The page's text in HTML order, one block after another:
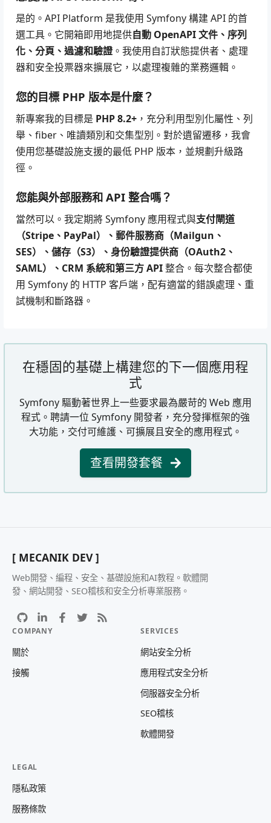
是的。API Platform 是我使用 Symfony 構建 API 的首
選工具。它開箱即用地提供自動 OpenAPI 文件、序列
化、分頁、過濾和驗證 。我使用自訂狀態提供者、處理
器和安全投票器來擴展它，以處理複雜的業務邏輯。
您的目標 PHP 版本是什麼？
新專案我的目標是 PHP 8.2+ ，充分利用型別化屬性、列
舉、fiber、唯讀類別和交集型別。對於遺留遷移，我會
使用您基礎設施支援的最低 PHP 版本，並規劃升級路
徑。
您能與外部服務和 API 整合嗎？
當然可以。我定期將 Symfony 應用程式與支付閘道
（Stripe、PayPal）、郵件服務商（Mailgun、
SES）、儲存（S3）、身份驗證提供商（OAuth2、
SAML）、CRM 系統和第三方 API整合。每次整合都使
用 Symfony 的 HTTP 客戶端，配有適當的錯誤處理、重
試機制和斷路器。
在穩固的基礎上構建您的下一個應用程
式
Symfony 驅動著世界上一些要求最為嚴苛的 Web 應用
程式。聘請一位 Symfony 開發者，充分發揮框架的強
大功能，交付可維護、可擴展且安全的應用程式。
查看開發套餐
[ MECANIK DEV ]
Web開發、編程、安全、基礎設施和AI教程。軟體開
發、網站開發、SEO稽核和安全分析專業服務。
COMPANY
關於
接觸
SERVICES
網站安全分析
應用程式安全分析
伺服器安全分析
SEO稽核
軟體開發
LEGAL
隱私政策
服務條款